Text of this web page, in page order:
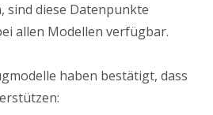
sind diese Datenpunkte
allen Modellen verfügbar.
haben bestätigt, dass